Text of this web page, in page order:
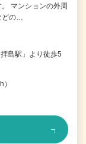
マンションの外周
どの…
島駅」より徒歩5